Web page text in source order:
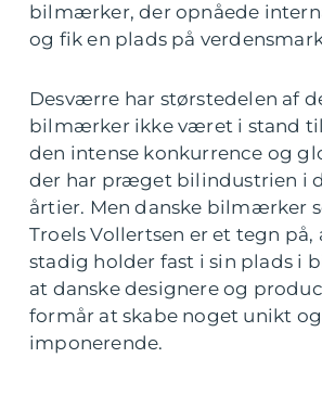
bilmærker, der opnåede
og fik en plads på
Desværre har størstedelen af
bilmærker ikke været i stand
den intense konkurrence og
der har præget bilindustrien i
årtier. Men danske bilmærker
Troels Vollertsen er et tegn på,
stadig holder fast i sin plads i
at danske designere og
formår at skabe noget unikt og
imponerende.